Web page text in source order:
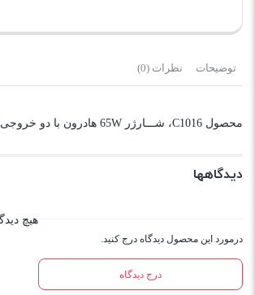
توضیحات نظرات (0)
محصول C1016، شـــارژر 65W هادرون با دو خروجی Type-C می‌باشـــد. این شارژر از فناوری های GaN و Power Delivery بهره می برد و در دو رنگ سفید و مشکی عرضه می گردد.
دیدگاهها
درمورد این محصول دیدگاه درج کنید.
درج دیدگاه
هیچ